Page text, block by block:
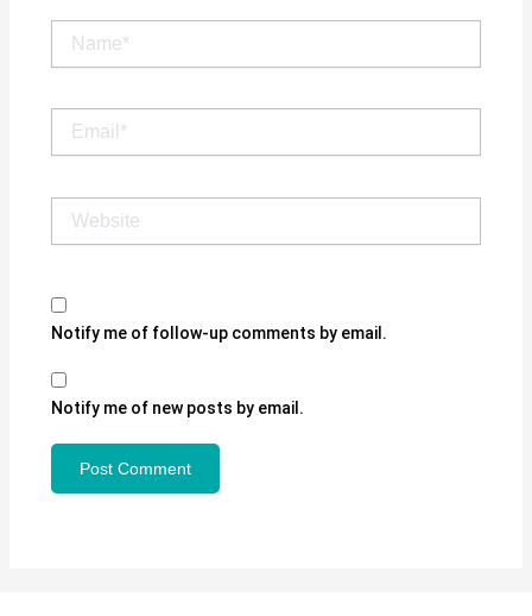
Email*
Notify me of follow-up comments by email.
Notify me of new posts by email.